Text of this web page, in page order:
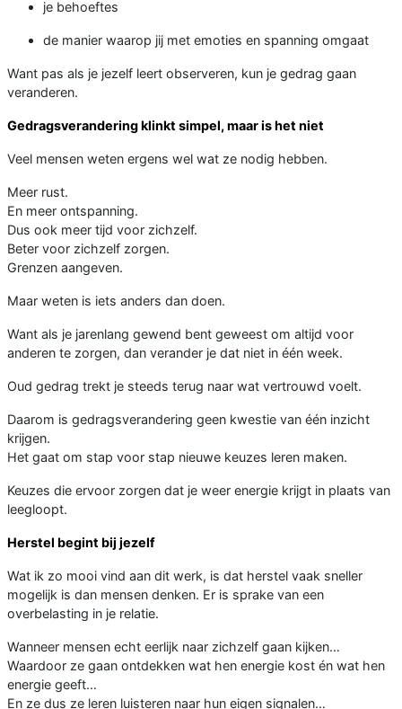
je behoeftes
de manier waarop jij met emoties en spanning omgaat
Want pas als je jezelf leert observeren, kun je gedrag gaan
veranderen.
Gedragsverandering klinkt simpel, maar is het niet
Veel mensen weten ergens wel wat ze nodig hebben.
Meer rust.
En meer ontspanning.
Dus ook meer tijd voor zichzelf.
Beter voor zichzelf zorgen.
Grenzen aangeven.
Maar weten is iets anders dan doen.
Want als je jarenlang gewend bent geweest om altijd voor
anderen te zorgen, dan verander je dat niet in één week.
Oud gedrag trekt je steeds terug naar wat vertrouwd voelt.
Daarom is gedragsverandering geen kwestie van één inzicht
krijgen.
Het gaat om stap voor stap nieuwe keuzes leren maken.
Keuzes die ervoor zorgen dat je weer energie krijgt in plaats van
leegloopt.
Herstel begint bij jezelf
Wat ik zo mooi vind aan dit werk, is dat herstel vaak sneller
mogelijk is dan mensen denken. Er is sprake van een
overbelasting in je relatie.
Wanneer mensen echt eerlijk naar zichzelf gaan kijken…
Waardoor ze gaan ontdekken wat hen energie kost én wat hen
energie geeft…
En ze dus ze leren luisteren naar hun eigen signalen…